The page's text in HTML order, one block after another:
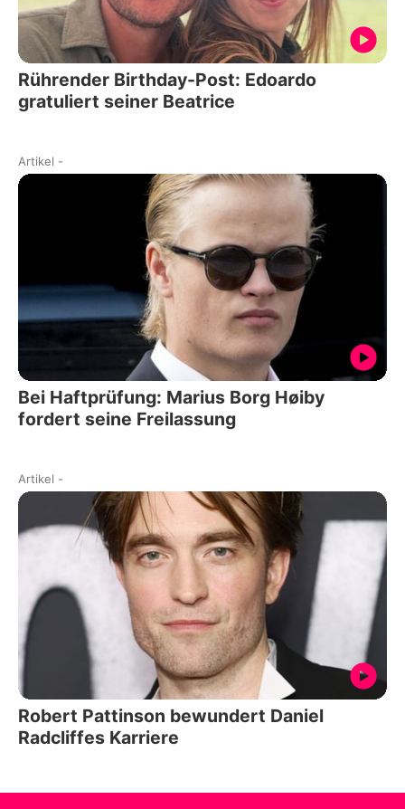
Rührender Birthday-Post: Edoardo
gratuliert seiner Beatrice
Artikel -
Bei Haftprüfung: Marius Borg Høiby
fordert seine Freilassung
Artikel -
Robert Pattinson bewundert Daniel
Radcliffes Karriere